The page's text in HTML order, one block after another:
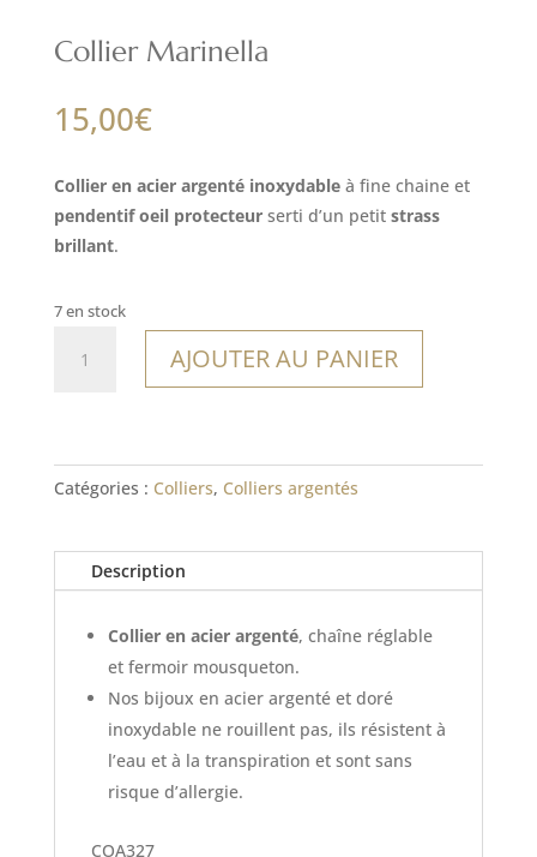
Collier Marinella
15,00€
Collier en acier argenté inoxydableà fine chaine et
pendentif oeil protecteurserti d’un petit strass
brillant.
7 en stock
AJOUTER AU PANIER
Catégories : Colliers, Colliers argentés
Description
Collier en acier argenté, chaîne réglable
et fermoir mousqueton.
Nos bijoux en acier argenté et doré
inoxydable ne rouillent pas, ils résistent à
l’eau et à la transpiration et sont sans
risque d’allergie.
COA327